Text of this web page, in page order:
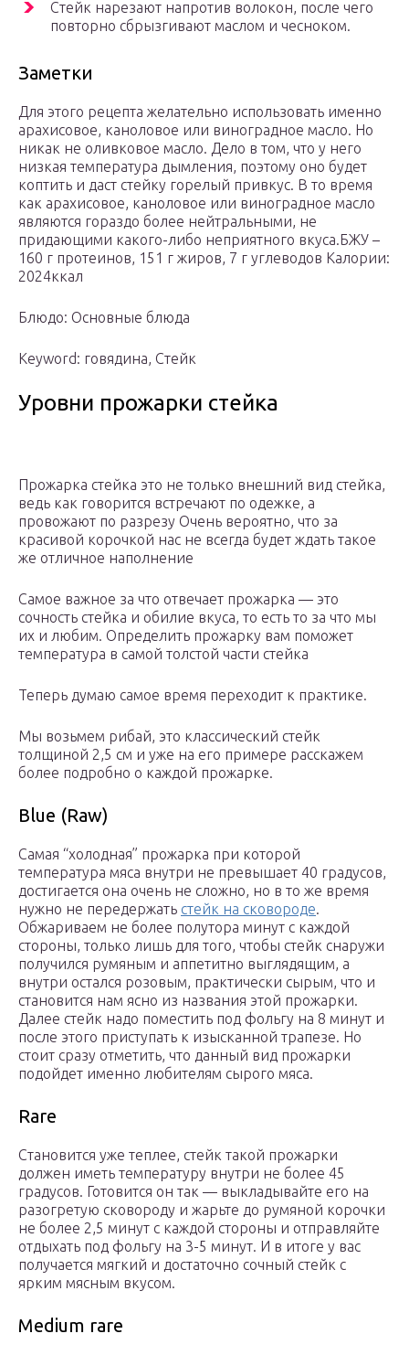
Стейк нарезают напротив волокон, после чего
повторно сбрызгивают маслом и чесноком.
Заметки
Для этого рецепта желательно использовать именно
арахисовое, каноловое или виноградное масло. Но
никак не оливковое масло. Дело в том, что у него
низкая температура дымления, поэтому оно будет
коптить и даст стейку горелый привкус. В то время
как арахисовое, каноловое или виноградное масло
являются гораздо более нейтральными, не
придающими какого-либо неприятного вкуса.БЖУ –
160 г протеинов, 151 г жиров, 7 г углеводов Калории:
2024ккал
Блюдо: Основные блюда
Keyword: говядина, Стейк
Уровни прожарки стейка
Прожарка стейка это не только внешний вид стейка,
ведь как говорится встречают по одежке, а
провожают по разрезу Очень вероятно, что за
красивой корочкой нас не всегда будет ждать такое
же отличное наполнение
Самое важное за что отвечает прожарка — это
сочность стейка и обилие вкуса, то есть то за что мы
их и любим. Определить прожарку вам поможет
температура в самой толстой части стейка
Теперь думаю самое время переходит к практике.
Мы возьмем рибай, это классический стейк
толщиной 2,5 см и уже на его примере расскажем
более подробно о каждой прожарке.
Blue (Raw)
Cамая “холодная” прожарка при которой
температура мяса внутри не превышает 40 градусов,
достигается она очень не сложно, но в то же время
нужно не передержать стейк на сковороде.
Обжариваем не более полутора минут с каждой
стороны, только лишь для того, чтобы стейк снаружи
получился румяным и аппетитно выглядящим, а
внутри остался розовым, практически сырым, что и
становится нам ясно из названия этой прожарки.
Далее стейк надо поместить под фольгу на 8 минут и
после этого приступать к изысканной трапезе. Но
стоит сразу отметить, что данный вид прожарки
подойдет именно любителям сырого мяса.
Rare
Cтановится уже теплее, стейк такой прожарки
должен иметь температуру внутри не более 45
градусов. Готовится он так — выкладывайте его на
разогретую сковороду и жарьте до румяной корочки
не более 2,5 минут с каждой стороны и отправляйте
отдыхать под фольгу на 3-5 минут. И в итоге у вас
получается мягкий и достаточно сочный стейк с
ярким мясным вкусом.
Medium rare